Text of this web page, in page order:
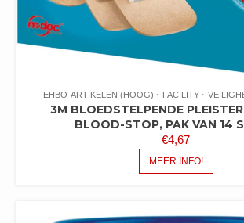
EHBO-ARTIKELEN (HOOG) FACILITY
3M BLOEDSTELPENDE
BLOOD-STOP, PAK VAN 14
€4,67
MEER INFO!